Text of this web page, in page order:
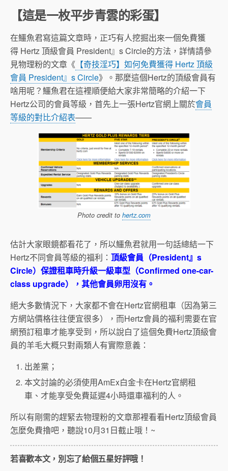
【這是一枚平步青雲的彩蛋】
在鱷魚君寫這篇文章時，正巧有人挖掘出來一個免費獲
得 Hertz 頂級會員 President』s Circle的方法，詳情請參
見物理粉的文章《 【奇技淫巧】如何免費獲得 Hertz 頂級
會員 President』s Circle》。那麼這個Hertz的頂級會員有
啥用呢？鱷魚君在這裡順便給大家非常簡略的介紹一下
Hertz公司的會員等級，首先上一張Hertz官網上關於會員
等級的對比介紹表——
Photo credit to hertz.com
估計大家眼鏡都看花了，所以鱷魚君就用一句話總結一下
Hertz不同會員等級的福利： 頂級會員（President』s
Circle）保證租車時升級一級車型（Confirmed one-car-
class upgrade），其他會員卵用沒有。
絕大多數情況下，大家都不會在Hertz官網租車（因為第三
方網站價格往往便宜很多），而Hertz會員的福利需要在官
網預訂租車才能享受到，所以說白了這個免費Hertz頂級會
員的羊毛大概只對兩類人有實際意義：
出差黨；
本文討論的必須使用AmEx白金卡在Hertz官網租
車、才能享受免費延遲4小時還車福利的人。
所以有剛需的趕緊去物理粉的文章那裡看看Hertz頂級會員
怎麼免費擼吧，聽說10月31日截止哦！~
若喜歡本文，別忘了給個五星好評哦！